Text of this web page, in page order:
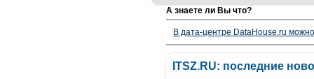
А знаете ли Вы что?
В дата-центре DataHouse.ru
ITSZ.RU: последние